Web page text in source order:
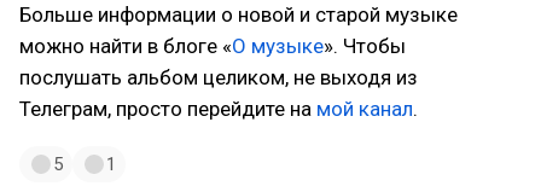
Больше информации о новой и старой музыке
можно найти в блоге «О музыке». Чтобы
послушать альбом целиком, не выходя из
Телеграм, просто перейдите на мой канал.
5 1